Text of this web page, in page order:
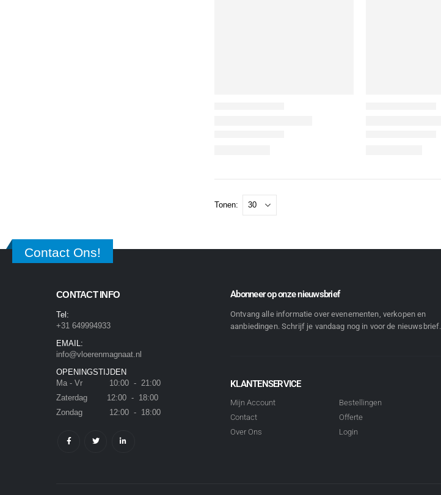
Tonen:
Contact Ons!
CONTACT INFO
Tel:
+31 649994933
EMAIL:
info@vloerenmagnaat.nl
OPENINGSTIJDEN
Ma - Vr 10:00 - 21:00
Zaterdag 12:00 - 18:00
Zondag 12:00 - 18:00
Abonneer op onze nieuwsbrief
Ontvang alle informatie over evenementen, verkopen en
aanbiedingen. Schrijf je vandaag nog in voor de nieuwsbrief.
KLANTENSERVICE
Mijn Account
Contact
Over Ons
Bestellingen
Offerte
Login